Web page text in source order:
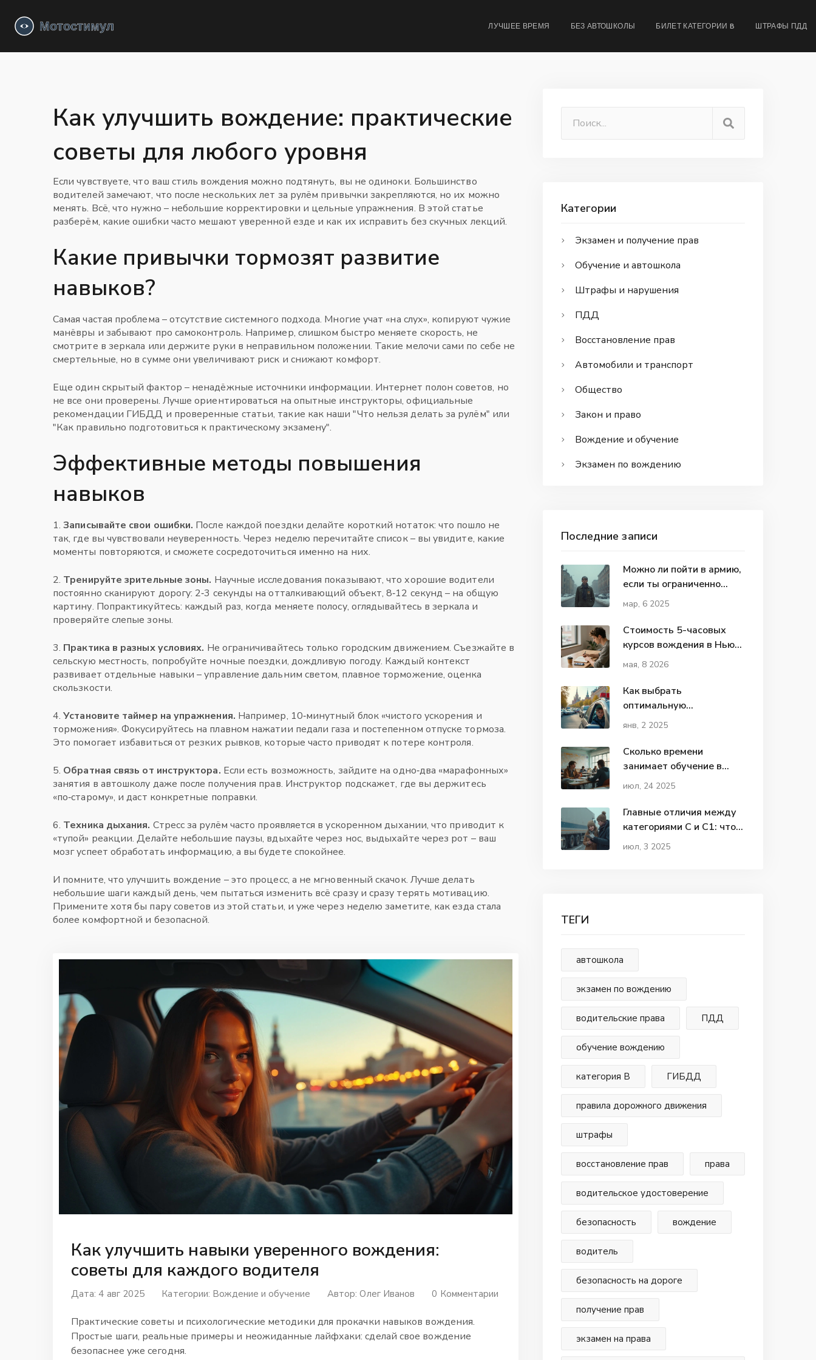
ЛУЧШЕЕ ВРЕМЯ БЕЗ АВТОШКОЛЫ БИЛЕТ КАТЕГОРИИ B ШТРАФЫ ПДД
Как улучшить вождение: практические
советы для любого уровня
Если чувствуете, что ваш стиль вождения можно подтянуть, вы не одиноки. Большинство
водителей замечают, что после нескольких лет за рулём привычки закрепляются, но их можно
менять. Всё, что нужно – небольшие корректировки и цельные упражнения. В этой статье
разберём, какие ошибки часто мешают уверенной езде и как их исправить без скучных лекций.
Какие привычки тормозят развитие
навыков?
Самая частая проблема – отсутствие системного подхода. Многие учат «на слух», копируют чужие
манёвры и забывают про самоконтроль. Например, слишком быстро меняете скорость, не
смотрите в зеркала или держите руки в неправильном положении. Такие мелочи сами по себе не
смертельные, но в сумме они увеличивают риск и снижают комфорт.
Еще один скрытый фактор – ненадёжные источники информации. Интернет полон советов, но
не все они проверены. Лучше ориентироваться на опытные инструкторы, официальные
рекомендации ГИБДД и проверенные статьи, такие как наши "Что нельзя делать за рулём" или
"Как правильно подготовиться к практическому экзамену".
Эффективные методы повышения
навыков
1.Записывайте свои ошибки. После каждой поездки делайте короткий нотаток: что пошло не
так, где вы чувствовали неуверенность. Через неделю перечитайте список – вы увидите, какие
моменты повторяются, и сможете сосредоточиться именно на них.
2. Тренируйте зрительные зоны. Научные исследования показывают, что хорошие водители
постоянно сканируют дорогу: 2‑3 секунды на отталкивающий объект, 8‑12 секунд – на общую
картину. Попрактикуйтесь: каждый раз, когда меняете полосу, оглядывайтесь в зеркала и
проверяйте слепые зоны.
3. Практика в разных условиях. Не ограничивайтесь только городским движением. Съезжайте в
сельскую местность, попробуйте ночные поездки, дождливую погоду. Каждый контекст
развивает отдельные навыки – управление дальним светом, плавное торможение, оценка
скользкости.
4.Установите таймер на упражнения. Например, 10‑минутный блок «чистого ускорения и
торможения». Фокусируйтесь на плавном нажатии педали газа и постепенном отпуске тормоза.
Это помогает избавиться от резких рывков, которые часто приводят к потере контроля.
5. Обратная связь от инструктора. Если есть возможность, зайдите на одно‑два «марафонных»
занятия в автошколу даже после получения прав. Инструктор подскажет, где вы держитесь
«по‑старому», и даст конкретные поправки.
6. Техника дыхания. Стресс за рулём часто проявляется в ускоренном дыхании, что приводит к
«тупой» реакции. Делайте небольшие паузы, вдыхайте через нос, выдыхайте через рот – ваш
мозг успеет обработать информацию, а вы будете спокойнее.
И помните, что улучшить вождение – это процесс, а не мгновенный скачок. Лучше делать
небольшие шаги каждый день, чем пытаться изменить всё сразу и сразу терять мотивацию.
Примените хотя бы пару советов из этой статьи, и уже через неделю заметите, как езда стала
более комфортной и безопасной.
Как улучшить навыки уверенного вождения:
советы для каждого водителя
Дата: 4 авг 2025 Категории: Вождение и обучение Автор:Олег Иванов 0 Комментарии
Практические советы и психологические методики для прокачки навыков вождения.
Простые шаги, реальные примеры и неожиданные лайфхаки: сделай свое вождение
безопаснее уже сегодня.
Категории
Экзамен и получение прав
Обучение и автошкола
Штрафы и нарушения
ПДД
Восстановление прав
Автомобили и транспорт
Общество
Закон и право
Вождение и обучение
Экзамен по вождению
Последние записи
Можно ли пойти в армию,
если ты ограниченно
годен?
мар, 6 2025
Стоимость 5-часовых
курсов вождения в Нью-
Йорке: цены, правила и
мая, 8 2026
Как выбрать
оптимальную
продолжительность
часа?
янв, 2 2025
Сколько времени
занимает обучение в
автошколе Нью-Йорка:
июл, 24 2025
Главные отличия между
категориями С и C1: что
выбрать водителю
июл, 3 2025
ТЕГИ
автошкола
экзамен по вождению
водительские права ПДД
обучение вождению
категория В ГИБДД
правила дорожного движения
штрафы
восстановление прав права
водительское удостоверение
безопасность вождение
водитель
безопасность на дороге
получение прав
экзамен на права